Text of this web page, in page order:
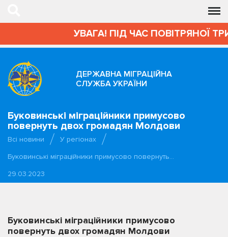
УВАГА! ПІД ЧАС ПОВІТРЯНОЇ
ДЕРЖАВНА МІГРАЦІЙНА
СЛУЖБА УКРАЇНИ
Буковинські міграційники примусово
повернуть двох громадян Молдови
Всі новини
У регіонах
Буковинські міграційники примусово повернуть…
29.03.2023
Буковинські міграційники примусово
повернуть двох громадян Молдови